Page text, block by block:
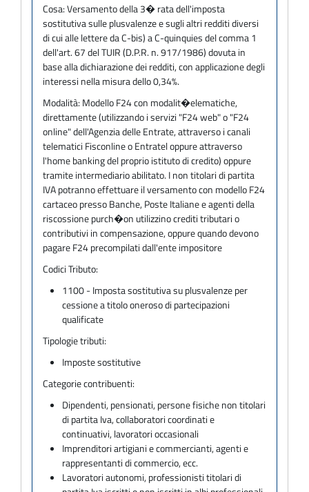
Cosa:Versamento della 3� rata dell'imposta
sostitutiva sulle plusvalenze e sugli altri redditi diversi
di cui alle lettere da C-bis) a C-quinquies del comma 1
dell'art. 67 del TUIR (D.P.R. n. 917/1986) dovuta in
base alla dichiarazione dei redditi, con applicazione degli
interessi nella misura dello 0,34%.
Modalità: Modello F24 con modalit�elematiche,
direttamente (utilizzando i servizi "F24 web" o "F24
online" dell'Agenzia delle Entrate, attraverso i canali
telematici Fisconline o Entratel oppure attraverso
l'home banking del proprio istituto di credito) oppure
tramite intermediario abilitato. I non titolari di partita
IVA potranno effettuare il versamento con modello F24
cartaceo presso Banche, Poste Italiane e agenti della
riscossione purch�on utilizzino crediti tributari o
contributivi in compensazione, oppure quando devono
pagare F24 precompilati dall'ente impositore
Codici Tributo:
1100 - Imposta sostitutiva su plusvalenze per
cessione a titolo oneroso di partecipazioni
qualificate
Tipologie tributi:
Imposte sostitutive
Categorie contribuenti:
Dipendenti, pensionati, persone fisiche non titolari
di partita Iva, collaboratori coordinati e
continuativi, lavoratori occasionali
Imprenditori artigiani e commercianti, agenti e
rappresentanti di commercio, ecc.
Lavoratori autonomi, professionisti titolari di